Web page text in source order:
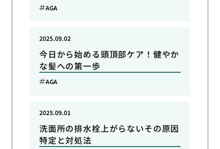
AGA
今日から始める頭頂部ケア！健やか
な髪への第一歩
2025.09.02
AGA
洗面所の排水栓上がらないその原因
特定と対処法
2025.09.01